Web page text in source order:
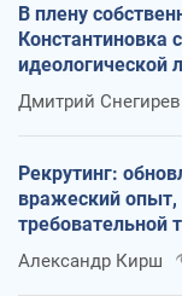
В плену
Константиновка
идеологической
оккупантов
Дмитрий Снегирев
Рекрутинг:
вражеский опыт,
требовательной
Александр Кирш